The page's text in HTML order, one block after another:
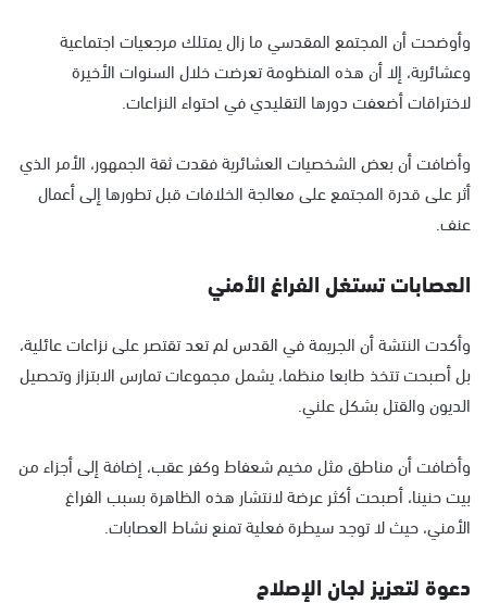
وأوضحت أن المجتمع المقدسي ما زال يمتلك مرجعيات اجتماعية
وعشائرية، إلا أن هذه المنظومة تعرضت خلال السنوات الأخيرة
لاختراقات أضعفت دورها التقليدي في احتواء النزاعات.
وأضافت أن بعض الشخصيات العشائرية فقدت ثقة الجمهور، الأمر الذي
أثر على قدرة المجتمع على معالجة الخلافات قبل تطورها إلى أعمال
عنف.
العصابات تستغل الفراغ الأمني
وأكدت النتشة أن الجريمة في القدس لم تعد تقتصر على نزاعات عائلية،
بل أصبحت تتخذ طابعا منظما، يشمل مجموعات تمارس الابتزاز وتحصيل
الديون والقتل بشكل علني.
وأضافت أن مناطق مثل مخيم شعفاط وكفر عقب، إضافة إلى أجزاء من
بيت حنينا، أصبحت أكثر عرضة لانتشار هذه الظاهرة بسبب الفراغ
الأمني، حيث لا توجد سيطرة فعلية تمنع نشاط العصابات.
دعوة لتعزيز لجان الإصلاح